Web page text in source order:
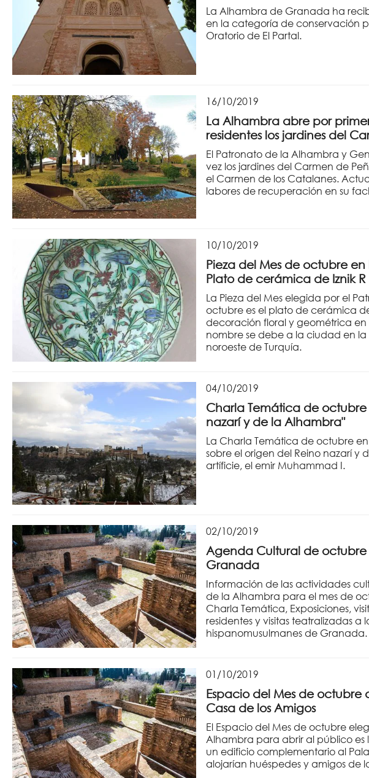
La Alhambra de Granada ha
en la categoría de conservación
Oratorio de El Partal.
16/10/2019
La Alhambra abre por
residentes los jardines del
El Patronato de la Alhambra y
vez los jardines del Carmen de
el Carmen de los Catalanes.
labores de recuperación en su
10/10/2019
Pieza del Mes de octubre
Plato de cerámica de Iznik R
La Pieza del Mes elegida por el
octubre es el plato de cerámica
decoración floral y geométrica en
nombre se debe a la ciudad en
noroeste de Turquía.
04/10/2019
Charla Temática de octubre
nazarí y de la Alhambra"
La Charla Temática de octubre
sobre el origen del Reino nazarí y
artíficie, el emir Muhammad I.
02/10/2019
Agenda Cultural de
Granada
Información de las actividades
de la Alhambra para el mes de
Charla Temática, Exposiciones,
residentes y visitas teatralizadas a
hispanomusulmanes de Granada.
01/10/2019
Espacio del Mes de octubre
Casa de los Amigos
El Espacio del Mes de octubre
Alhambra para abrir al público es
un edificio complementario al
alojarían huéspedes y amigos de